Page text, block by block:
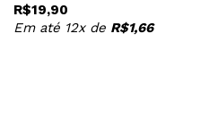
R$19,90
Em até 12x de R$1,66